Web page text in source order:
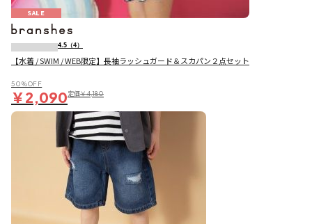
SALE
4.5 （4）
【水着 / SWIM / WEB限定】長袖ラッシュガード＆スカパン２点セット
50％OFF
￥2,090定価￥4,180